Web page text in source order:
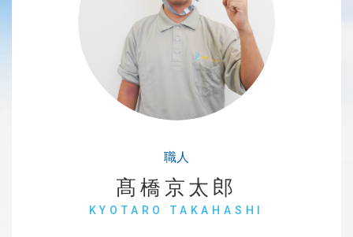
職人
髙橋京太郎
KYOTARO TAKAHASHI